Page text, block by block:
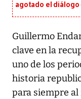
agotado el diálogo
Guillermo
clave en la
uno de los
historia
para siempre